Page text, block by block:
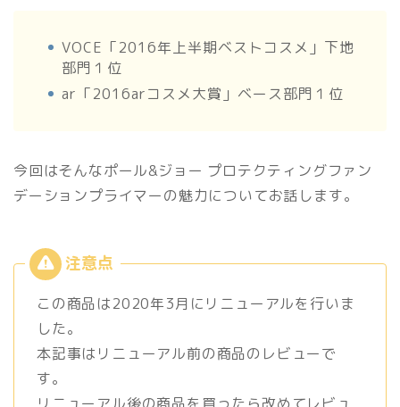
VOCE「2016年上半期ベストコスメ」下地
部門１位
ar「2016arコスメ大賞」ベース部門１位
今回はそんなポール&ジョー プロテクティングファン
デーションプライマーの魅力についてお話します。
この商品は2020年3月にリニューアルを行いま
した。
本記事はリニューアル前の商品のレビューで
す。